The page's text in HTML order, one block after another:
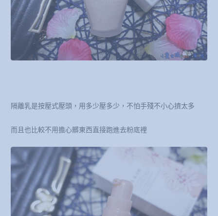
隔離乳是按壓式壓頭，用多少壓多少，不怕手殘不小心擠太多
而且也比較不用擔心髒東西直接跑進去粉底裡